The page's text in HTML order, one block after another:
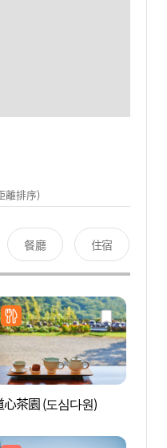
離排序)
餐廳 住宿
心茶園 (도심다원)